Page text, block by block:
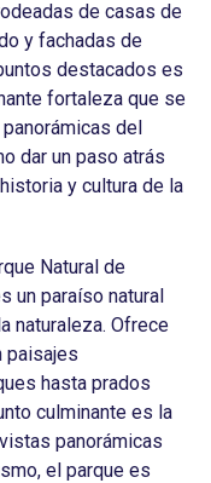
de casas de
y fachadas de
destacados es
fortaleza que se
del
dar un paso atrás
y cultura de la
Natural de
un paraíso natural
naturaleza. Ofrece
paisajes
hasta prados
culminante es la
panorámicas
el parque es